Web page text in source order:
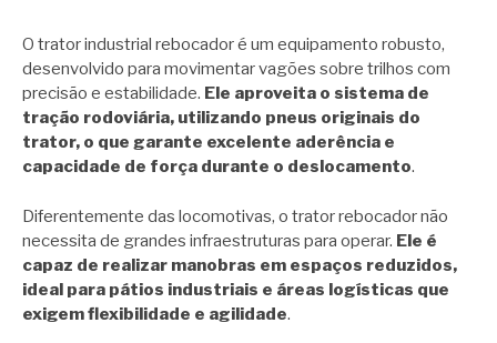
O trator industrial rebocador é um equipamento robusto,
desenvolvido para movimentar vagões sobre trilhos com
precisão e estabilidade. Ele aproveita o sistema de
tração rodoviária, utilizando pneus originais do
trator, o que garante excelente aderência e
capacidade de força durante o deslocamento.
Diferentemente das locomotivas, o trator rebocador não
necessita de grandes infraestruturas para operar. Ele é
capaz de realizar manobras em espaços reduzidos,
ideal para pátios industriais e áreas logísticas que
exigem flexibilidade e agilidade.